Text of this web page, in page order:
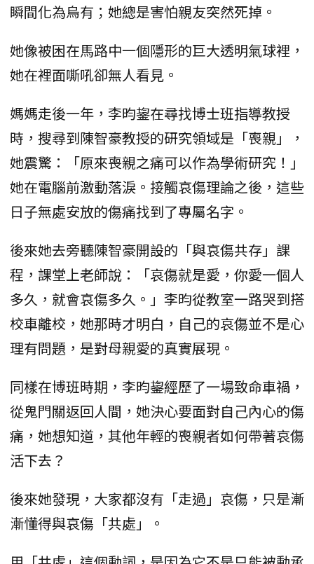
瞬間化為烏有；她總是害怕親友突然死掉。
她像被困在馬路中一個隱形的巨大透明氣球裡，
她在裡面嘶吼卻無人看見。
媽媽走後一年，李昀鋆在尋找博士班指導教授
時，搜尋到陳智豪教授的研究領域是「喪親」，
她震驚：「原來喪親之痛可以作為學術研究！」
她在電腦前激動落淚。接觸哀傷理論之後，這些
日子無處安放的傷痛找到了專屬名字。
後來她去旁聽陳智豪開設的「與哀傷共存」課
程，課堂上老師說：「哀傷就是愛，你愛一個人
多久，就會哀傷多久。」李昀從教室一路哭到搭
校車離校，她那時才明白，自己的哀傷並不是心
理有問題，是對母親愛的真實展現。
同樣在博班時期，李昀鋆經歷了一場致命車禍，
從鬼門關返回人間，她決心要面對自己內心的傷
痛，她想知道，其他年輕的喪親者如何帶著哀傷
活下去？
後來她發現，大家都沒有「走過」哀傷，只是漸
漸懂得與哀傷「共處」。